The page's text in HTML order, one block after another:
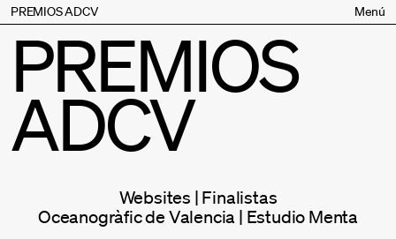
PREMIOS ADCV
Bases
Jurado
Inscripción
Palmarés
Premios especiales
Supporters
Contacto
Menú
PREMIOS
ADCV
Websites | Finalistas
Oceanogràfic de Valencia | Estudio Menta